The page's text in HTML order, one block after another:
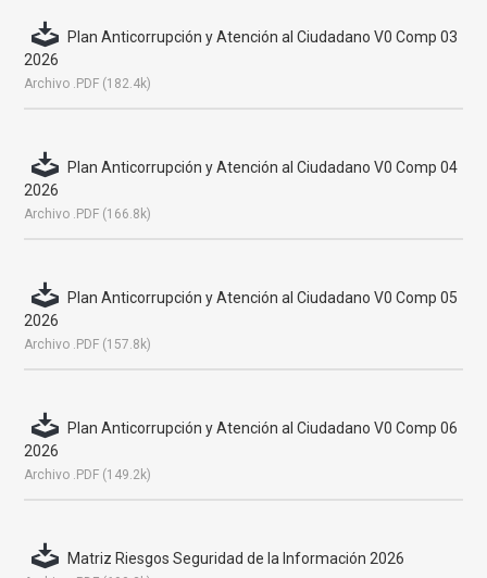
Plan Anticorrupción y Atención al Ciudadano V0 Comp 03
2026
Archivo .PDF (182.4k)
Plan Anticorrupción y Atención al Ciudadano V0 Comp 04
2026
Archivo .PDF (166.8k)
Plan Anticorrupción y Atención al Ciudadano V0 Comp 05
2026
Archivo .PDF (157.8k)
Plan Anticorrupción y Atención al Ciudadano V0 Comp 06
2026
Archivo .PDF (149.2k)
Matriz Riesgos Seguridad de la Información 2026